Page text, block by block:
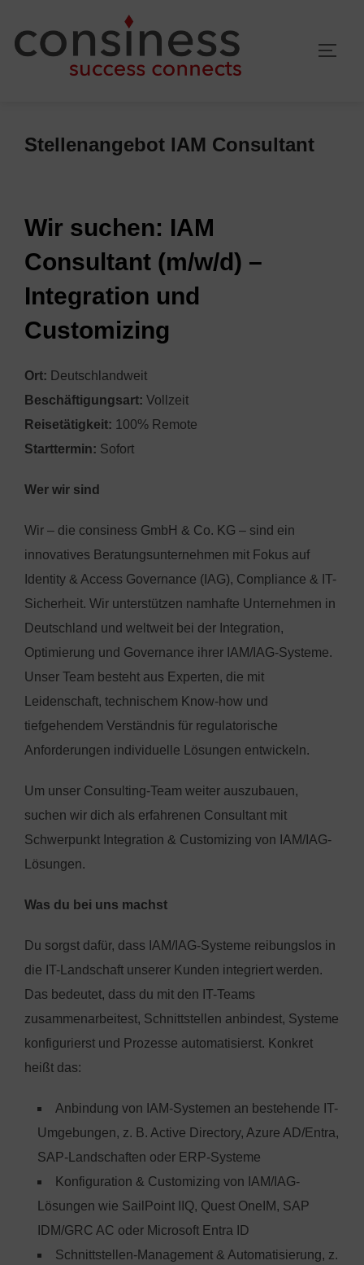
Inhalt
springen
Stellenangebot IAM Consultant
Wir suchen: IAM
Consultant (m/w/d) –
Integration und
Customizing
Ort: Deutschlandweit
Beschäftigungsart: Vollzeit
Reisetätigkeit: 100% Remote
Starttermin: Sofort
Wer wir sind
Wir – die consiness GmbH & Co. KG – sind ein
innovatives Beratungsunternehmen mit Fokus auf
Identity & Access Governance (IAG), Compliance & IT-
Sicherheit. Wir unterstützen namhafte Unternehmen in
Deutschland und weltweit bei der Integration,
Optimierung und Governance ihrer IAM/IAG-Systeme.
Unser Team besteht aus Experten, die mit
Leidenschaft, technischem Know-how und
tiefgehendem Verständnis für regulatorische
Anforderungen individuelle Lösungen entwickeln.
Um unser Consulting-Team weiter auszubauen,
suchen wir dich als erfahrenen Consultant mit
Schwerpunkt Integration & Customizing von IAM/IAG-
Lösungen.
Was du bei uns machst
Du sorgst dafür, dass IAM/IAG-Systeme reibungslos in
die IT-Landschaft unserer Kunden integriert werden.
Das bedeutet, dass du mit den IT-Teams
zusammenarbeitest, Schnittstellen anbindest, Systeme
konfigurierst und Prozesse automatisierst. Konkret
heißt das:
Anbindung von IAM-Systemen an bestehende IT-
Umgebungen, z. B. Active Directory, Azure AD/Entra,
SAP-Landschaften oder ERP-Systeme
Konfiguration & Customizing von IAM/IAG-
Lösungen wie SailPoint IIQ, Quest OneIM, SAP
IDM/GRC AC oder Microsoft Entra ID
Schnittstellen-Management & Automatisierung, z.